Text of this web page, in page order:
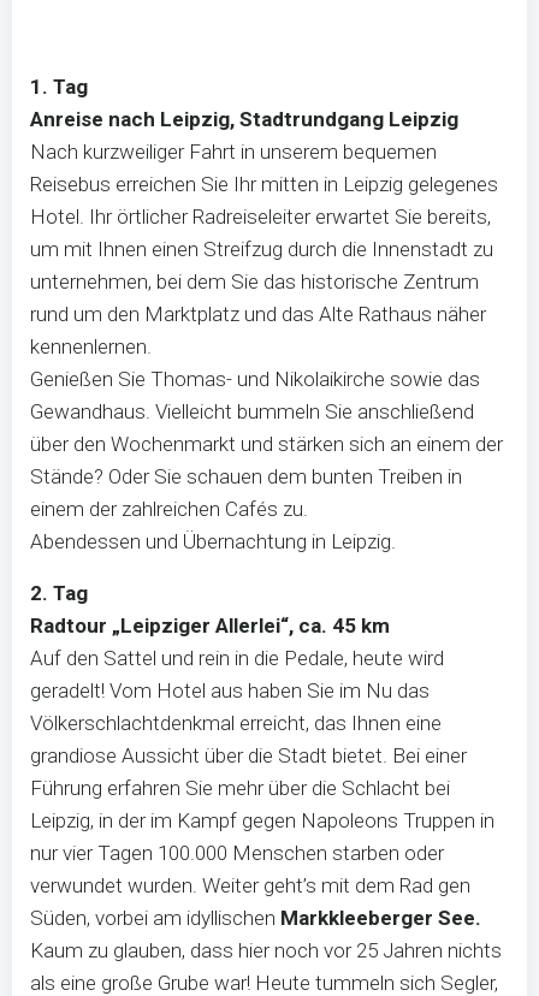
1. Tag
Anreise nach Leipzig, Stadtrundgang Leipzig
Nach kurzweiliger Fahrt in unserem bequemen
Reisebus erreichen Sie Ihr mitten in Leipzig gelegenes
Hotel. Ihr örtlicher Radreiseleiter erwartet Sie bereits,
um mit Ihnen einen Streifzug durch die Innenstadt zu
unternehmen, bei dem Sie das historische Zentrum
rund um den Marktplatz und das Alte Rathaus näher
kennenlernen.
Genießen Sie Thomas- und Nikolaikirche sowie das
Gewandhaus. Vielleicht bummeln Sie anschließend
über den Wochenmarkt und stärken sich an einem der
Stände? Oder Sie schauen dem bunten Treiben in
einem der zahlreichen Cafés zu.
Abendessen und Übernachtung in Leipzig.
2. Tag
Radtour „Leipziger Allerlei“, ca. 45 km
Auf den Sattel und rein in die Pedale, heute wird
geradelt! Vom Hotel aus haben Sie im Nu das
Völkerschlachtdenkmal erreicht, das Ihnen eine
grandiose Aussicht über die Stadt bietet. Bei einer
Führung erfahren Sie mehr über die Schlacht bei
Leipzig, in der im Kampf gegen Napoleons Truppen in
nur vier Tagen 100.000 Menschen starben oder
verwundet wurden. Weiter geht’s mit dem Rad gen
Süden, vorbei am idyllischen Markkleeberger See.
Kaum zu glauben, dass hier noch vor 25 Jahren nichts
als eine große Grube war! Heute tummeln sich Segler,